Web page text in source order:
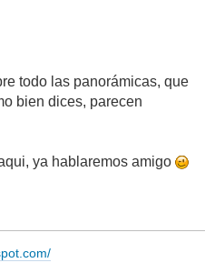
todo las panorámicas, que
bien dices, parecen
ya hablaremos amigo